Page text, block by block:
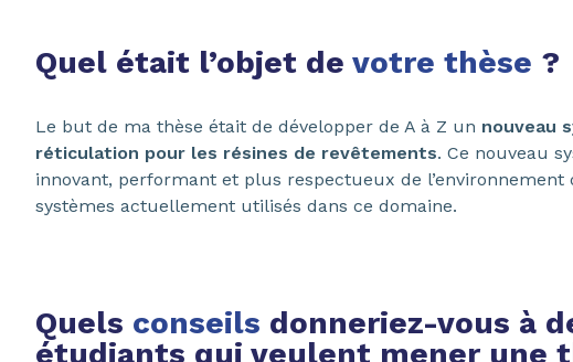
Quel était l’objet de votre thèse ?
Le but de ma thèse était de développer de A à Z un nouveau
réticulation pour les résines de revêtements. Ce nouveau
innovant, performant et plus respectueux de l’environnement
systèmes actuellement utilisés dans ce domaine.
Quels conseils donneriez-vous à
étudiants qui veulent mener une